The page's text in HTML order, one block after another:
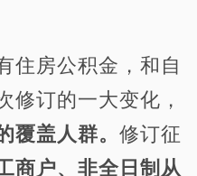
住房公积金，和自
修订的一大变化，
覆盖人群。修订征
商户、非全日制从